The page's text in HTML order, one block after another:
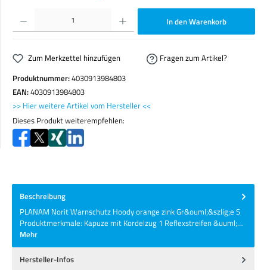
Produkt Anzahl: Gib den gewünschten Wert ein oder benutze die Schaltflächen um die Anzahl zu
In den Warenkorb
Zum Merkzettel hinzufügen
Fragen zum Artikel?
Produktnummer:4030913984803
EAN:4030913984803
>> Hier weitere Artikel vom Hersteller <<
Dieses Produkt weiterempfehlen:
Beschreibung
PLANAM Norit Warnschutz Hoody orange zink Gr&ouml;&szlig;e S
Produktmerkmale: Kapuze mit Kordelzug 1 Reflexstreifen &uuml;…
Mehr
Hersteller-Infos